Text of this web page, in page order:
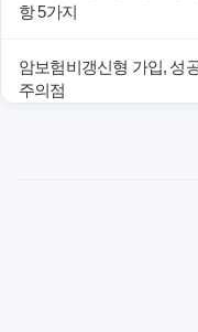
항 5가지
암보험비갱신형 가입, 성
주의점